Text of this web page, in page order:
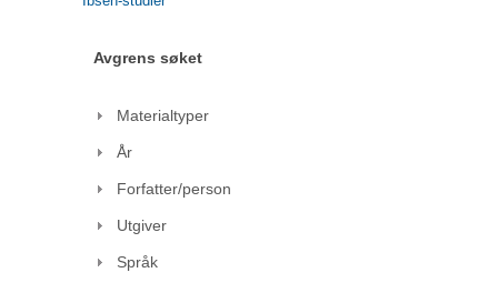
Avgrens søket
Materialtyper
År
Forfatter/person
Utgiver
Språk